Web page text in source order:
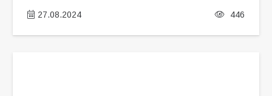
27.08.2024 446